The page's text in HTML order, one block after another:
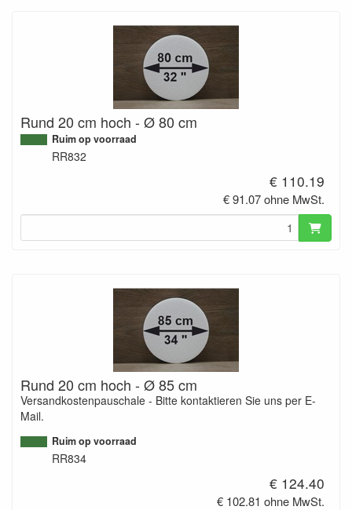
Rund 20 cm hoch - Ø 80 cm
Ruim op voorraad
RR832
€ 110.19
€ 91.07 ohne MwSt.
Rund 20 cm hoch - Ø 85 cm
Versandkostenpauschale - Bitte kontaktieren Sie uns per E-
Mail.
Ruim op voorraad
RR834
€ 124.40
€ 102.81 ohne MwSt.